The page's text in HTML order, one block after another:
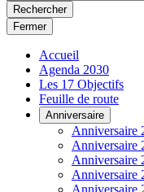
Rechercher
Fermer
Accueil
Agenda 2030
Les 17 Objectifs
Feuille de route
Anniversaire
Anniversaire
Anniversaire
Anniversaire
Anniversaire
Anniversaire